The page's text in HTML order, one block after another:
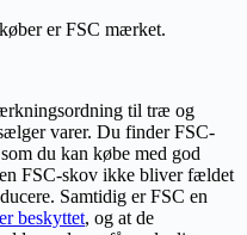
er FSC mærket.
til træ og
varer. Du finder FSC-
du kan købe med god
FSC-skov ikke bliver fældet
Samtidig er FSC en
beskyttet, og at de